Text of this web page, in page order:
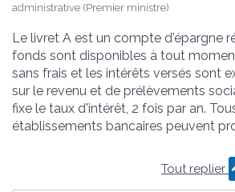
administrative (Premier ministre)
Le livret A est un compte d'épargne
fonds sont disponibles à tout
sans frais et les intérêts versés sont
sur le revenu et de prélèvements
fixe le taux d'intérêt, 2 fois par an.
établissements bancaires peuvent
Tout replier